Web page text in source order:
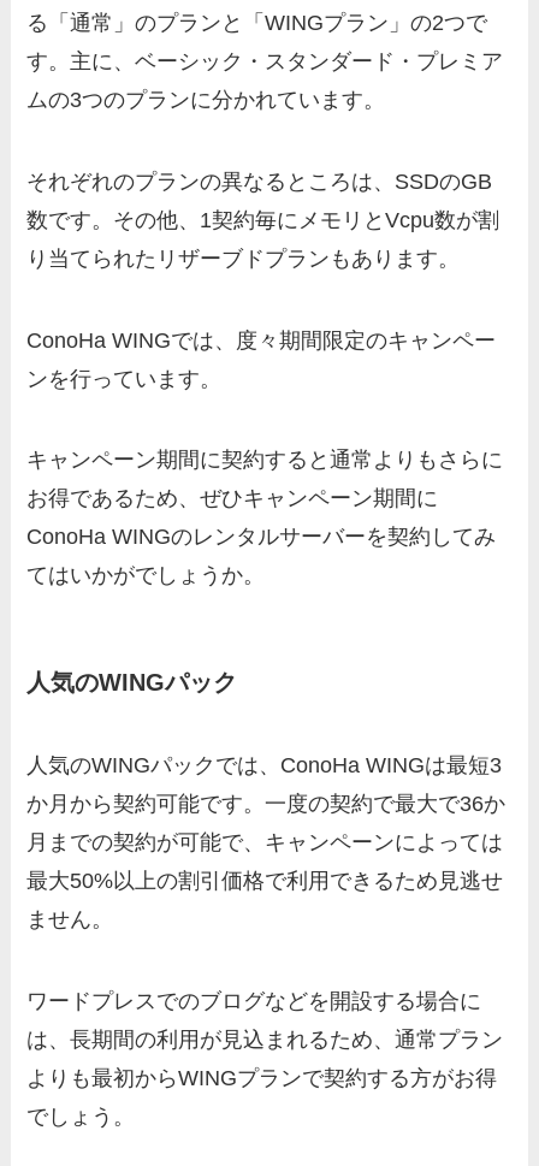
る「通常」のプランと「WINGプラン」の2つで
す。主に、ベーシック・スタンダード・プレミア
ムの3つのプランに分かれています。
それぞれのプランの異なるところは、SSDのGB
数です。その他、1契約毎にメモリとVcpu数が割
り当てられたリザーブドプランもあります。
ConoHa WINGでは、度々期間限定のキャンペー
ンを行っています。
キャンペーン期間に契約すると通常よりもさらに
お得であるため、ぜひキャンペーン期間に
ConoHa WINGのレンタルサーバーを契約してみ
てはいかがでしょうか。
人気のWINGパック
人気のWINGパックでは、ConoHa WINGは最短3
か月から契約可能です。一度の契約で最大で36か
月までの契約が可能で、キャンペーンによっては
最大50%以上の割引価格で利用できるため見逃せ
ません。
ワードプレスでのブログなどを開設する場合に
は、長期間の利用が見込まれるため、通常プラン
よりも最初からWINGプランで契約する方がお得
でしょう。